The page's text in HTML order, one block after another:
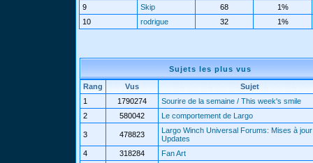
9
Skip 68
1%
10
rodrigue 32 1%
Sujets les plus vus
Rang Vus
Sujet
1
1790274
Sourire de la semaine / This week's smile
2
580042 Le comportement de Largo
3 478823
Largo Winch Universal Forums: Mises à
Updates
4
318284
Fan Art